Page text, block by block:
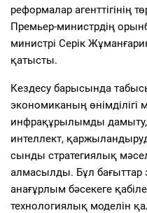
реформалар агенттігінің
Премьер-министрдің
министрі Серік
қатысты.
Кездесу барысында
экономиканың өнімділігі
инфрақұрылымды
интеллект,
сынды стратегиялық
алмасылды. Бұл бағыттар
анағұрлым бәсекеге
технологиялық моделін